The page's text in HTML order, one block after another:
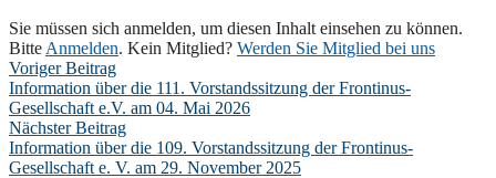
Sie müssen sich anmelden, um diesen Inhalt einsehen zu können.
Bitte Anmelden. Kein Mitglied? Werden Sie Mitglied bei uns
Post
navigation
Voriger Beitrag
Information über die 111. Vorstandssitzung der Frontinus-
Gesellschaft e.V. am 04. Mai 2026
Nächster Beitrag
Information über die 109. Vorstandssitzung der Frontinus-
Gesellschaft e. V. am 29. November 2025